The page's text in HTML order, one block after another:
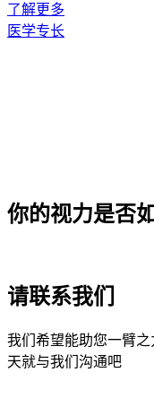
了解更多
医学专长
你的视力是否
请联系我们
我们希望能助您一臂
天就与我们沟通吧